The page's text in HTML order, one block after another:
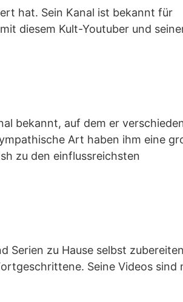
hat. Sein Kanal ist bekannt für
diesem Kult-Youtuber und
bekannt, auf dem er
Art haben ihm eine
zu den einflussreichsten
Serien zu Hause selbst zubereiten
Seine Videos sind